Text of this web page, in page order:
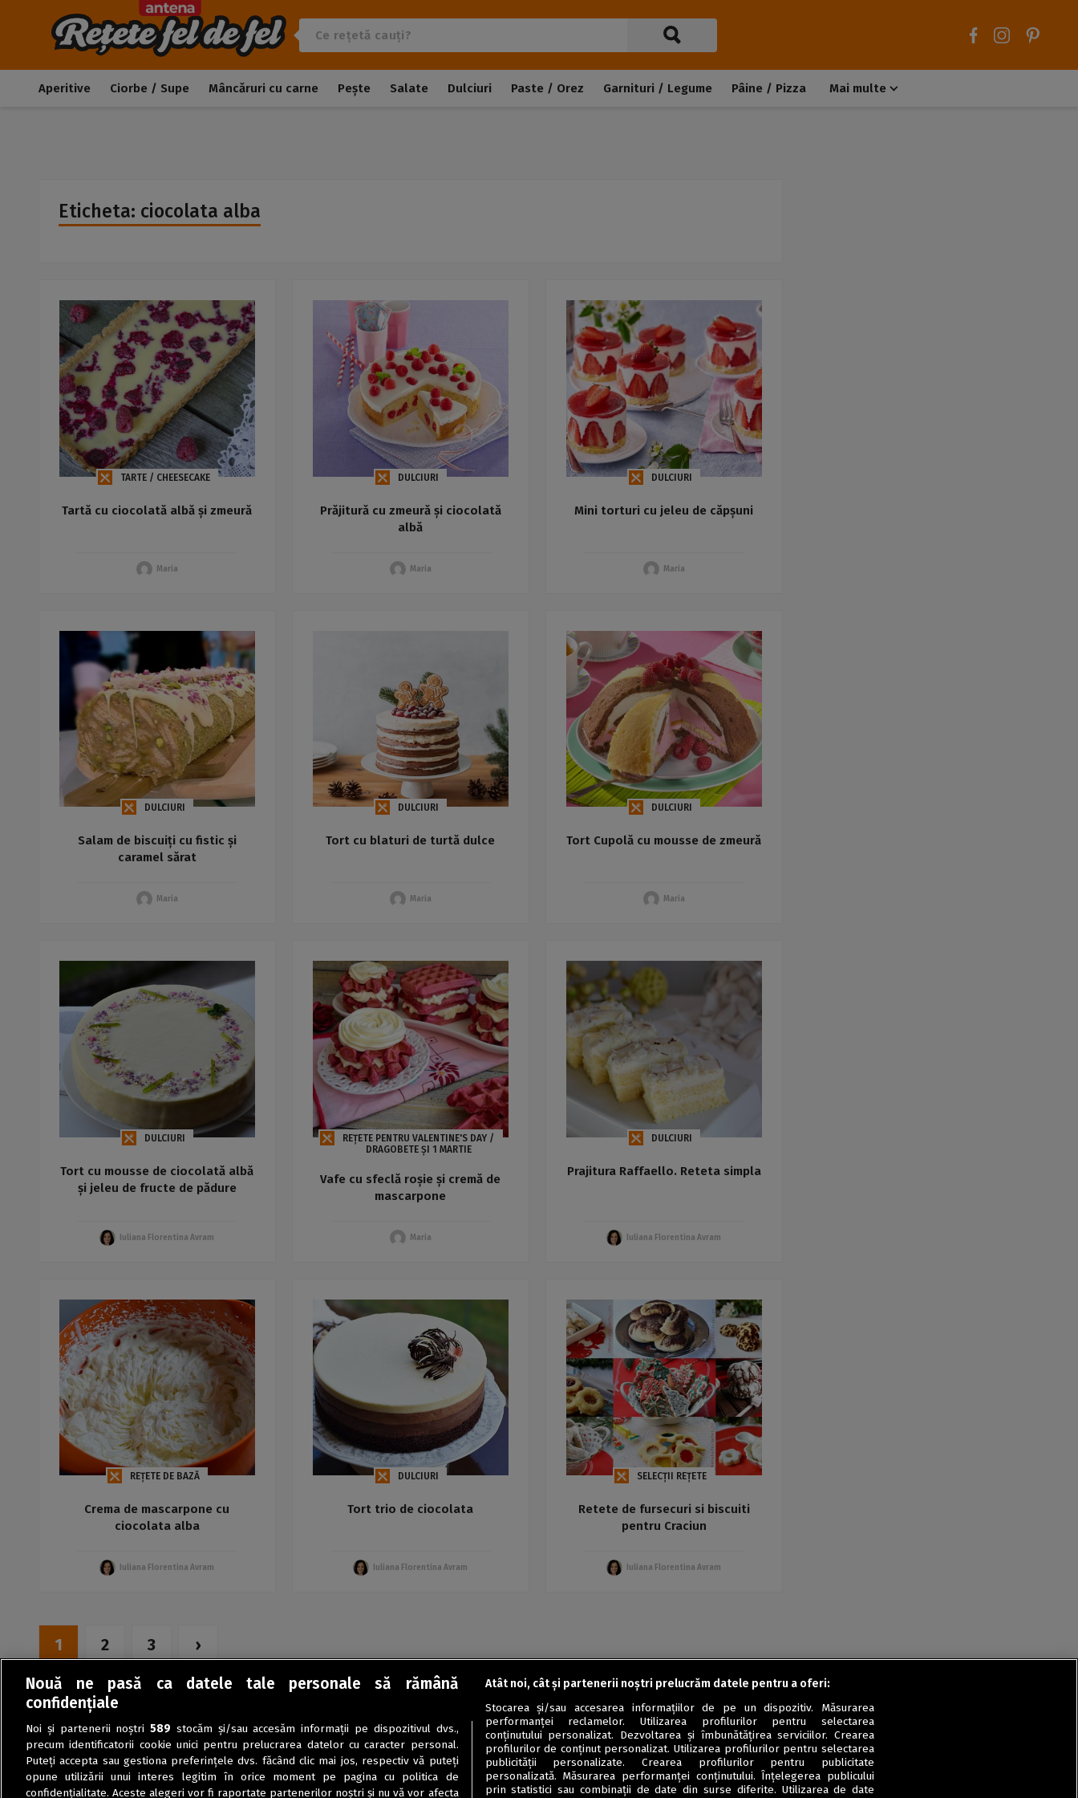
Aperitive Ciorbe / Supe Mâncăruri cu carne Pește Salate Dulciuri Paste / Orez Garnituri / Legume Pâine / Pizza Mai multe
Eticheta: ciocolata alba
TARTE / CHEESECAKE
Tartă cu ciocolată albă și zmeură
Maria
DULCIURI
Prăjitură cu zmeură și ciocolată
albă
Maria
DULCIURI
Mini torturi cu jeleu de căpșuni
Maria
DULCIURI
Salam de biscuiți cu fistic și
caramel sărat
Maria
DULCIURI
Tort cu blaturi de turtă dulce
Maria
DULCIURI
Tort Cupolă cu mousse de zmeură
Maria
DULCIURI
Tort cu mousse de ciocolată albă
și jeleu de fructe de pădure
Iuliana Florentina Avram
REȚETE PENTRU VALENTINE'S DAY /
DRAGOBETE ȘI 1 MARTIE
Vafe cu sfeclă roșie și cremă de
mascarpone
Maria
DULCIURI
Prajitura Raffaello. Reteta simpla
Iuliana Florentina Avram
REȚETE DE BAZĂ
Crema de mascarpone cu
ciocolata alba
Iuliana Florentina Avram
DULCIURI
Tort trio de ciocolata
Iuliana Florentina Avram
SELECȚII REȚETE
Retete de fursecuri si biscuiti
pentru Craciun
Iuliana Florentina Avram
1 2 3 ›
Nouă ne pasă ca datele tale personale să rămână
confidențiale
Noi și partenerii noștri589 stocăm și/sau accesăm informații pe dispozitivul dvs.,
precum identificatorii cookie unici pentru prelucrarea datelor cu caracter personal.
Puteți accepta sau gestiona preferințele dvs. făcând clic mai jos, respectiv vă puteți
opune utilizării unui interes legitim în orice moment pe pagina cu politica de
confidențialitate. Aceste alegeri vor fi raportate partenerilor noștri și nu vă vor afecta
Atât noi, cât și partenerii noștri prelucrăm datele pentru a oferi:
Stocarea și/sau accesarea informațiilor de pe un dispozitiv. Măsurarea
performanței reclamelor. Utilizarea profilurilor pentru selectarea
conținutului personalizat. Dezvoltarea și îmbunătățirea serviciilor. Crearea
profilurilor de conținut personalizat. Utilizarea profilurilor pentru selectarea
publicității personalizate. Crearea profilurilor pentru publicitate
personalizată. Măsurarea performanței conținutului. Înțelegerea publicului
prin statistici sau combinații de date din surse diferite. Utilizarea de date